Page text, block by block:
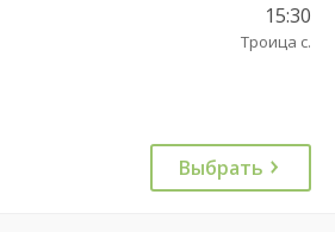
15:30
Троица с.
Выбрать